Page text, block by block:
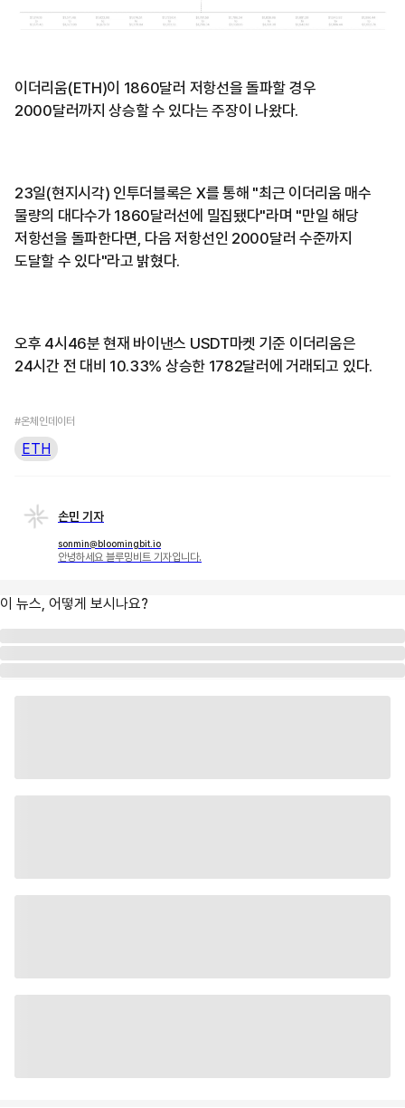
이더리움(ETH)이 1860달러 저항선을 돌파할 경우
2000달러까지 상승할 수 있다는 주장이 나왔다.
23일(현지시각) 인투더블록은 X를 통해 "최근 이더리움 매수
물량의 대다수가 1860달러선에 밀집됐다"라며 "만일 해당
저항선을 돌파한다면, 다음 저항선인 2000달러 수준까지
도달할 수 있다"라고 밝혔다.
오후 4시46분 현재 바이낸스 USDT마켓 기준 이더리움은
24시간 전 대비 10.33% 상승한 1782달러에 거래되고 있다.
#온체인데이터
ETH
손민 기자
sonmin@bloomingbit.io
안녕하세요 블루밍비트 기자입니다.
이 뉴스, 어떻게 보시나요?